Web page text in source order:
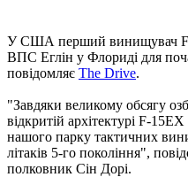
У США перший винищувач F-
ВПС Еглін у Флориді для
повідомляє The Drive.
"Завдяки великому обсягу
відкритій архітектурі F-
нашого парку тактичних
літаків 5-го покоління",
полковник Сін Дорі.